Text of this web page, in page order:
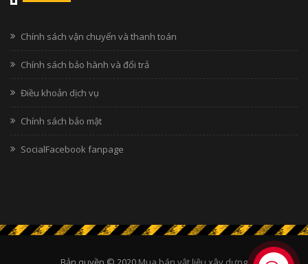
Chính sách vận chuyển và thanh toán
Chính sách bảo hành và đổi trả
Điều khoản dịch vụ
Chính sách bảo mật
SocialFacebook fanpage